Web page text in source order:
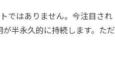
ではありません。今注目され
半永久的に持続します。ただ